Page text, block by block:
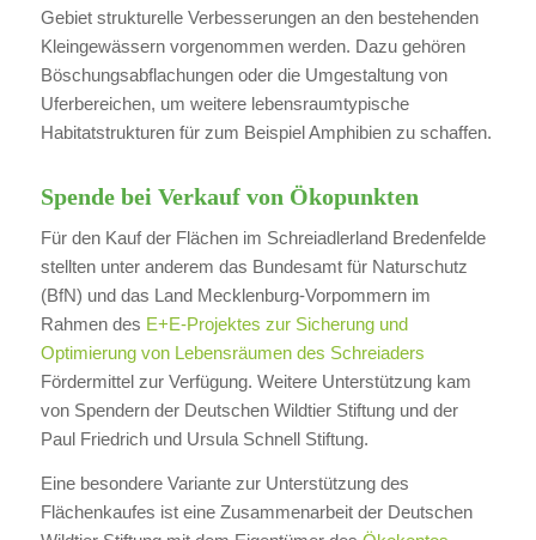
Gebiet strukturelle Verbesserungen an den bestehenden
Kleingewässern vorgenommen werden. Dazu gehören
Böschungsabflachungen oder die Umgestaltung von
Uferbereichen, um weitere lebensraumtypische
Habitatstrukturen für zum Beispiel Amphibien zu schaffen.
Spende bei Verkauf von Ökopunkten
Für den Kauf der Flächen im Schreiadlerland Bredenfelde
stellten unter anderem das Bundesamt für Naturschutz
(BfN) und das Land Mecklenburg-Vorpommern im
Rahmen des E+E-Projektes zur Sicherung und
Optimierung von Lebensräumen des Schreiaders
Fördermittel zur Verfügung. Weitere Unterstützung kam
von Spendern der Deutschen Wildtier Stiftung und der
Paul Friedrich und Ursula Schnell Stiftung.
Eine besondere Variante zur Unterstützung des
Flächenkaufes ist eine Zusammenarbeit der Deutschen